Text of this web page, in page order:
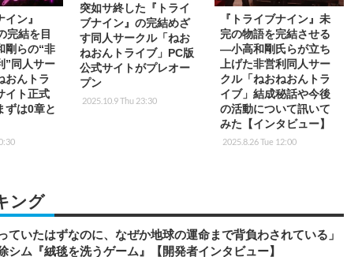
イン』
完結を目
剛らの“非
”同人サー
おんトラ
イト正式
ずは0章と
突如サ終した『トライ
ブナイン』の完結めざ
す同人サークル「ねお
ねおんトライブ」PC版
公式サイトがプレオー
プン
2025.10.9 Thu 23:30
『トライブナイン』未
完の物語を完結させる
―小高和剛氏らが立ち
上げた非営利同人サー
クル「ねおねおんトラ
イブ」結成秘話や今後
の活動について訊いて
みた【インタビュー】
2025.8.26 Tue 12:00
ング
ていたはずなのに、なぜか地球の運命まで背負わされている」
シム『絨毯を洗うゲーム』【開発者インタビュー】